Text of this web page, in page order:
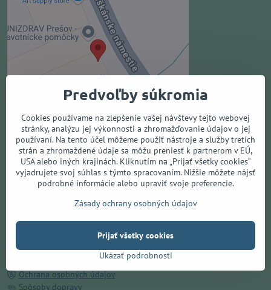
Externý obsah je blokovaný
Voľbami súkromia
Prajete si načítať externý obsah?
Povoliť tentokrát
Povoliť a zapamätať - súhlas s
Otvoriť obsah v novom okne
Všetko o nákupe
Doručenie ZADARMO v Prešove
Kamenná predajňa
Obchodné podmienky
Ochrana osobných údajov
Spôsoby dopravy
Predvoľby súkromia
Cookies používame na zlepšenie vašej návštevy tejto webovej
stránky, analýzu jej výkonnosti a zhromažďovanie údajov o jej
používaní. Na tento účel môžeme použiť nástroje a služby tretích
strán a zhromaždené údaje sa môžu preniesť k partnerom v EÚ,
USA alebo iných krajinách. Kliknutím na „Prijať všetky cookies“
vyjadrujete svoj súhlas s týmto spracovaním. Nižšie môžete nájsť
podrobné informácie alebo upraviť svoje preferencie.
Zásady ochrany osobných údajov
Ukázať podrobnosti
Prijať všetky cookies